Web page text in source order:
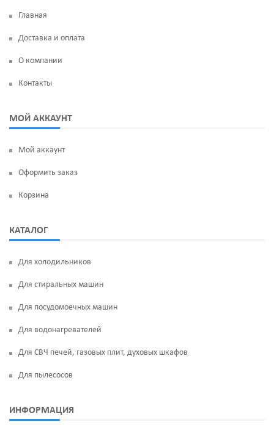
Главная
Доставка и оплата
О компании
Контакты
МОЙ АККАУНТ
Мой аккаунт
Оформить заказ
Корзина
КАТАЛОГ
Для холодильников
Для стиральных машин
Для посудомоечных машин
Для водонагревателей
Для СВЧ печей, газовых плит, духовых шкафов
Для пылесосов
ИНФОРМАЦИЯ